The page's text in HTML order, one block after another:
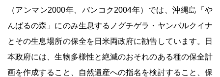
（アンマン2000年、バンコク2004年）では、沖縄島「や
んばるの森」にのみ生息するノグチゲラ・ヤンバルクイナ
とその生息場所の保全を日米両政府に勧告しています。日
本政府には、生物多様性と絶滅のおそれのある種の保全計
画を作成すること、自然遺産への指名を検討すること、保